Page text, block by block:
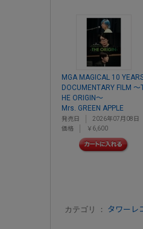
MGA MAGICAL 10
DOCUMENTARY FILM ～
HE ORIGIN～
Mrs. GREEN APPLE
発売日
2026年07月08日
価格
￥6,600
カテゴリ ： タワーレ